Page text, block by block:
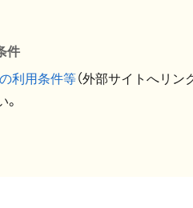
件
利用条件等（外部サイトへリン